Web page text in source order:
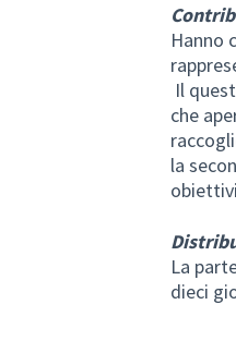
Hanno
Il
che
la
La
dieci